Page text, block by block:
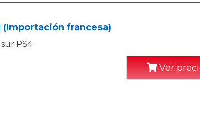
francesa)
PS4
Ver